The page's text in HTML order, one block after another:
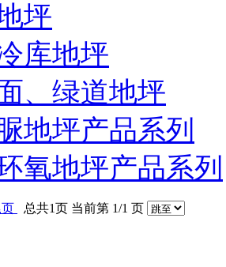
坪
库地坪
、绿道地坪
地坪产品系列
氧地坪产品系列
页 总共1页 当前第 1/1 页